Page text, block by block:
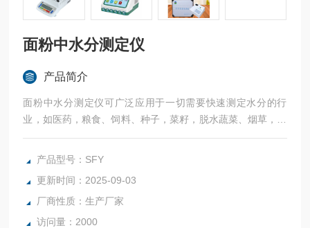
面粉中水分测定仪
产品简介
面粉中水分测定仪可广泛应用于一切需要快速测定水分的行
业，如医药，粮食、饲料、种子，菜籽，脱水蔬菜、烟草，化
工，茶叶，食品、肉类以及纺织，农林、造纸、橡胶、塑胶、
纺织等行业中的实验室与生产过程中。
产品型号：SFY
更新时间：2025-09-03
厂商性质：生产厂家
访问量：2000